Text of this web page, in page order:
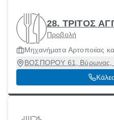
28. ΤΡΙΤΟΣ
Προβολή
Μηχανήματα Αρτοποιίας
ΒΟΣΠΟΡΟΥ 61, Βύρωνας,